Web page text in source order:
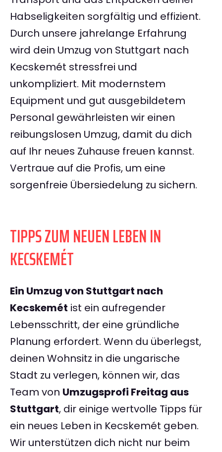
Habseligkeiten sorgfältig und effizient.
Durch unsere jahrelange Erfahrung
wird dein Umzug von Stuttgart nach
Kecskemét stressfrei und
unkompliziert. Mit modernstem
Equipment und gut ausgebildetem
Personal gewährleisten wir einen
reibungslosen Umzug, damit du dich
auf Ihr neues Zuhause freuen kannst.
Vertraue auf die Profis, um eine
sorgenfreie Übersiedelung zu sichern.
TIPPS ZUM NEUEN LEBEN IN
KECSKEMÉT
Ein Umzug von Stuttgart nach
Kecskemét ist ein aufregender
Lebensschritt, der eine gründliche
Planung erfordert. Wenn du überlegst,
deinen Wohnsitz in die ungarische
Stadt zu verlegen, können wir, das
Team von Umzugsprofi Freitag aus
Stuttgart, dir einige wertvolle Tipps für
ein neues Leben in Kecskemét geben.
Wir unterstützen dich nicht nur beim